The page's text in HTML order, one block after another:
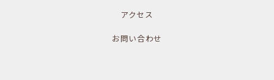
アクセス
お問い合わせ